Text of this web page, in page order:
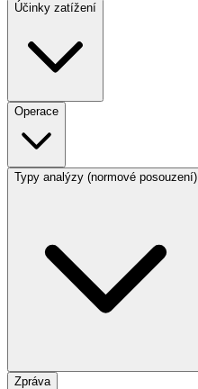
Účinky zatížení
Operace
Typy analýzy (normové posouzení)
Zpráva